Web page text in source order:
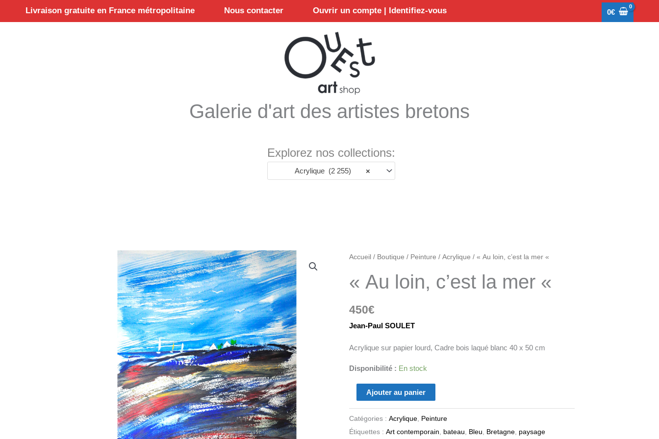
Livraison gratuite en France métropolitaine Nous contacter Ouvrir un compte | Identifiez-vous 0€
Galerie d'art des artistes bretons
Explorez nos collections:
×
Acrylique (2 255)
Accueil / Boutique / Peinture / Acrylique / « Au loin, c’est la mer «
« Au loin, c’est la mer «
450€
Jean-Paul SOULET
Acrylique sur papier lourd, Cadre bois laqué blanc 40 x 50 cm
Disponibilité : En stock
quantité
"Au
c’est
la
"
Ajouter au panier
Catégories : Acrylique, Peinture
Étiquettes : Art contemporain, bateau, Bleu, Bretagne, paysage